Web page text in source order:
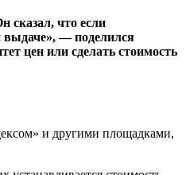
сказал, что если
выдаче», — поделился
цен или сделать стоимость
и другими площадками,